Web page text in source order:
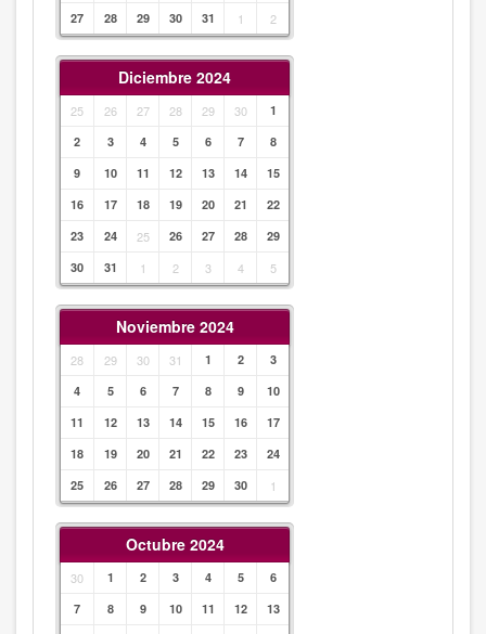
27
28 29 30 31 1 2
Diciembre 2024
25 26 27 28 29 30
1
2
3 4 5 6 7
8
9
10 11 12 13 14
15
16
17 18 19 20 21
22
23
24 25 26 27 28
29
30
31 1 2 3 4 5
Noviembre 2024
28 29 30 31 1 2
3
4
5 6 7 8 9
10
11
12 13 14 15 16
17
18
19 20 21 22 23
24
25
26 27 28 29 30 1
Octubre 2024
30 1 2 3 4 5
6
7
8 9 10 11 12
13